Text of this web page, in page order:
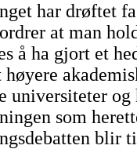
har drøftet
at man
å ha gjort et
høyere
universiteter
som
blir